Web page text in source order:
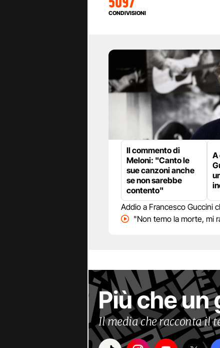
CONDIVISIONI
Il commento di
Meloni: "Canto le
sue canzoni anche
se non sarebbe
contento"
A
Addio a Francesco Guccini
"Non temo la morte, mi
Più che un
Il media che racconta il